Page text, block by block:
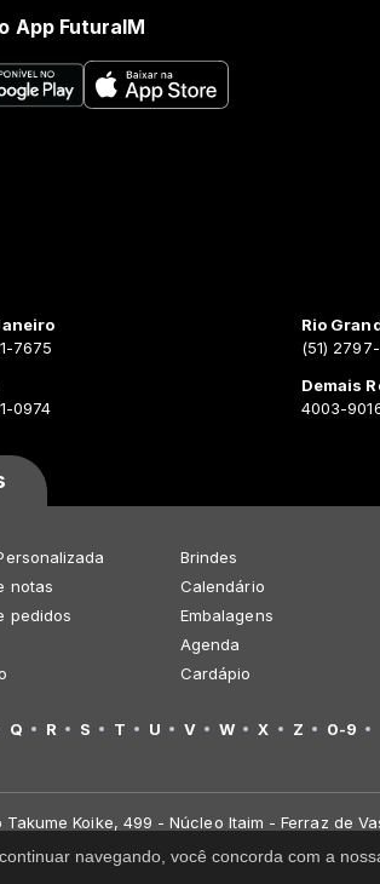
App FuturaIM
7675
0974
Rio
(51)
Demais
4003-
notas
pedidos
Brindes
Calendário
Embalagens
Agenda
Cardápio
Q R S T U V W X Z 0-9
Takume Koike, 499 - Núcleo Itaim - Ferraz de
navegando, você concorda com a